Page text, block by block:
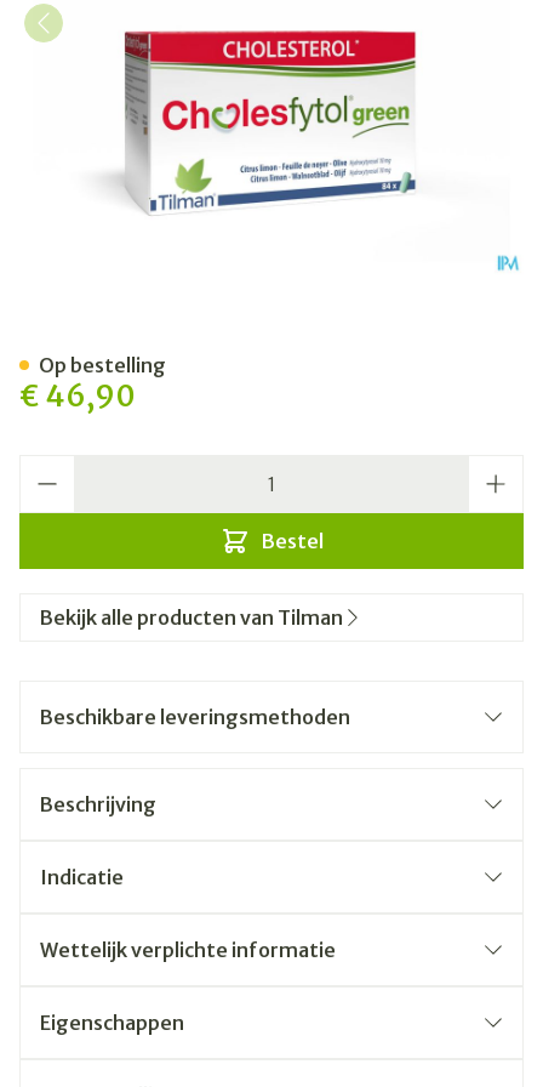
€ 46,90
Bestel
Op bestelling
Bekijk alle producten van Tilman
Beschikbare leveringsmethoden
Beschrijving
Indicatie
Wettelijk verplichte informatie
Eigenschappen